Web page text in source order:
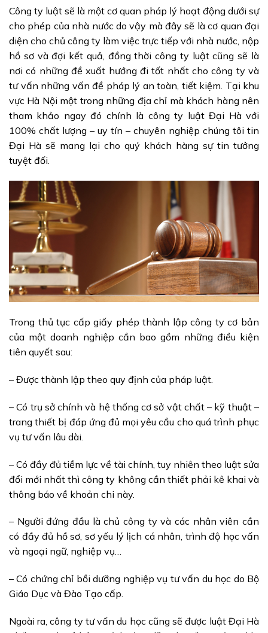
Công ty luật sẽ là một cơ quan pháp lý hoạt động dưới sự
cho phép của nhà nước do vậy mà đây sẽ là cơ quan đại
diện cho chủ công ty làm việc trực tiếp với nhà nước, nộp
hồ sơ và đợi kết quả, đồng thời công ty luật cũng sẽ là
nơi có những đề xuất hướng đi tốt nhất cho công ty và
tư vấn những vấn đề pháp lý an toàn, tiết kiệm. Tại khu
vực Hà Nội một trong những địa chỉ mà khách hàng nên
tham khảo ngay đó chính là công ty luật Đại Hà với
100% chất lượng – uy tín – chuyên nghiệp chúng tôi tin
Đại Hà sẽ mang lại cho quý khách hàng sự tin tưởng
tuyệt đối.
Trong thủ tục cấp giấy phép thành lập công ty cơ bản
của một doanh nghiệp cần bao gồm những điều kiện
tiên quyết sau:
– Được thành lập theo quy định của pháp luật.
– Có trụ sở chính và hệ thống cơ sở vật chất – kỹ thuật –
trang thiết bị đáp ứng đủ mọi yêu cầu cho quá trình phục
vụ tư vấn lâu dài.
– Có đầy đủ tiềm lực về tài chính, tuy nhiên theo luật sửa
đổi mới nhất thì công ty không cần thiết phải kê khai và
thông báo về khoản chi này.
– Người đứng đầu là chủ công ty và các nhân viên cần
có đầy đủ hồ sơ, sơ yếu lý lịch cá nhân, trình độ học vấn
và ngoại ngữ, nghiệp vụ…
– Có chứng chỉ bồi dưỡng nghiệp vụ tư vấn du học do Bộ
Giáo Dục và Đào Tạo cấp.
Ngoài ra, công ty tư vấn du học cũng sẽ được luật Đại Hà